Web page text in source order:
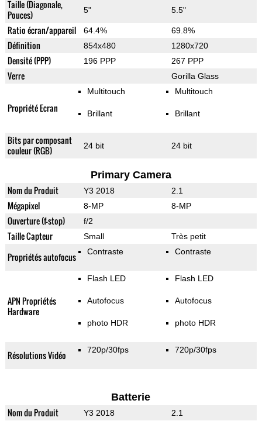
Taille (Diagonale,
Pouces)
5" 5.5"
Ratio écran/appareil 64.4% 69.8%
Définition 854x480 1280x720
Densité (PPP) 196 PPP 267 PPP
Verre Gorilla Glass
Propriété Ecran
Multitouch
Brillant
Multitouch
Brillant
Bits par composant
couleur (RGB)
24 bit 24 bit
Primary Camera
Nom du Produit Y3 2018 2.1
Mégapixel 8-MP 8-MP
Ouverture (f-stop) f/2
Taille Capteur Small Très petit
Propriétés autofocus Contraste Contraste
APN Propriétés
Hardware
Flash LED
Autofocus
photo HDR
Flash LED
Autofocus
photo HDR
Résolutions Vidéo 720p/30fps 720p/30fps
Batterie
Nom du Produit Y3 2018 2.1